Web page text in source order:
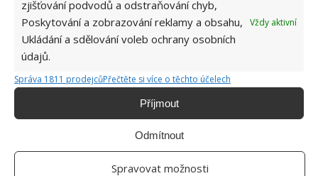
zjišťování podvodů a odstraňování chyb,
Poskytování a zobrazování reklamy a obsahu,
Ukládání a sdělování voleb ochrany osobních
údajů.
Vždy aktivní
Správa 1811 prodejcůPřečtěte si více o těchto účelech
Příjmout
Odmítnout
Spravovat možnosti
velkým kutilem. V podstatě vše, co je
možné najít v j... [Více o autorovi]
2 ženy vlastnoručně přestavěly zahradní domek